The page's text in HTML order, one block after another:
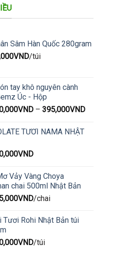
Sâm Hàn Quốc 280gram
VND/túi
tay khô nguyên cành
Úc - Hộp
VND– 395,000VND
TƯƠI NAMA NHẬT
VND
Vảy Vàng Choya
chai 500ml Nhật Bản
VND/chai
Tươi Rohi Nhật Bản túi
VND/túi